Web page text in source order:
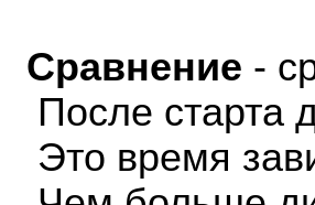
Сравнение -
После старта
Это время